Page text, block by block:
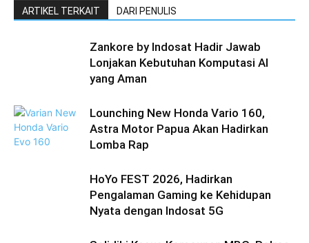
ARTIKEL TERKAIT DARI PENULIS
Zankore by Indosat Hadir Jawab
Lonjakan Kebutuhan Komputasi AI
yang Aman
Lounching New Honda Vario 160,
Astra Motor Papua Akan Hadirkan
Lomba Rap
HoYo FEST 2026, Hadirkan
Pengalaman Gaming ke Kehidupan
Nyata dengan Indosat 5G